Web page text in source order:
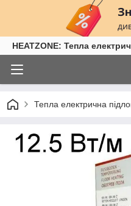
HEATZONE: Тепла
Тепла електрична